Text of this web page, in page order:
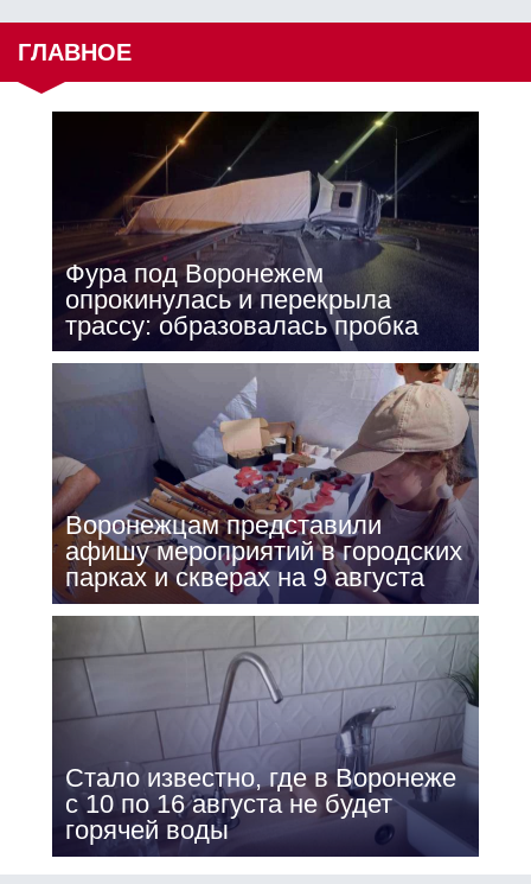
ГЛАВНОЕ
Фура под Воронежем
опрокинулась и перекрыла
трассу: образовалась пробка
Воронежцам представили
афишу мероприятий в городских
парках и скверах на 9 августа
Стало известно, где в Воронеже
с 10 по 16 августа не будет
горячей воды